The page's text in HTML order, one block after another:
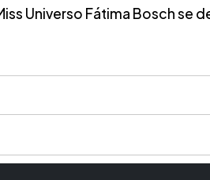
Universo Fátima Bosch se